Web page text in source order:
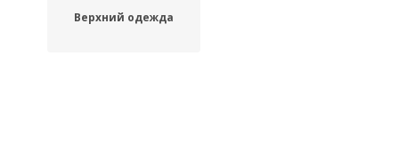
Верхний одежда